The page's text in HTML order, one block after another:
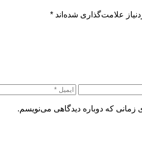
علامت‌گذاری شده‌اند *
زمانی که دوباره دیدگاهی می‌نویسم.